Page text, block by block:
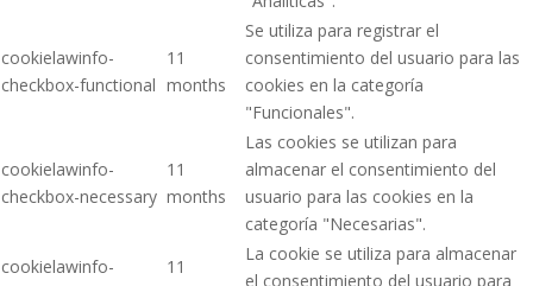
cookielawinfo-
checkbox-functional
11
months
Se utiliza para registrar el
consentimiento del usuario para las
cookies en la categoría
"Funcionales".
cookielawinfo-
checkbox-necessary
11
months
Las cookies se utilizan para
almacenar el consentimiento del
usuario para las cookies en la
categoría "Necesarias".
cookielawinfo-
11
La cookie se utiliza para almacenar
el consentimiento del usuario para